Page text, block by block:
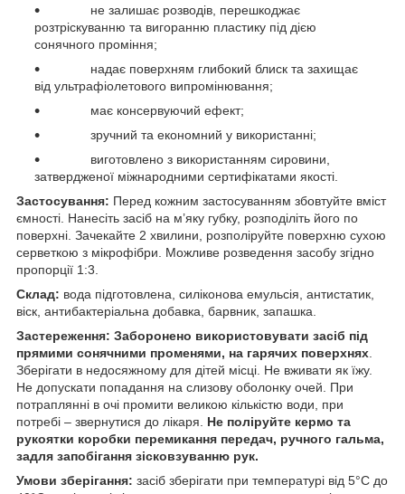
не залишає розводів, перешкоджає
розтріскуванню та вигоранню пластику під дією
сонячного проміння;
надає поверхням глибокий блиск та захищає
від ультрафіолетового випромінювання;
має консервуючий ефект;
зручний та економний у використанні;
виготовлено з використанням сировини,
затвердженої міжнародними сертифікатами якості.
Застосування: Перед кожним застосуванням збовтуйте вміст
ємності. Нанесіть засіб на м’яку губку, розподіліть його по
поверхні. Зачекайте 2 хвилини, розполіруйте поверхню сухою
серветкою з мікрофібри. Можливе розведення засобу згідно
пропорції 1:3.
Склад: вода підготовлена, силіконова емульсія, антистатик,
віск, антибактеріальна добавка, барвник, запашка.
Застереження: Заборонено використовувати засіб під
прямими сонячними променями, на гарячих поверхнях
Зберігати в недосяжному для дітей місці. Не вживати як їжу.
Не допускати попадання на слизову оболонку очей. При
потраплянні в очі промити великою кількістю води, при
потребі – звернутися до лікаря. Не поліруйте кермо та
рукоятки коробки перемикання передач, ручного гальма,
задля запобігання зісковзуванню рук.
Умови зберігання: засіб зберігати при температурі від 5°С до